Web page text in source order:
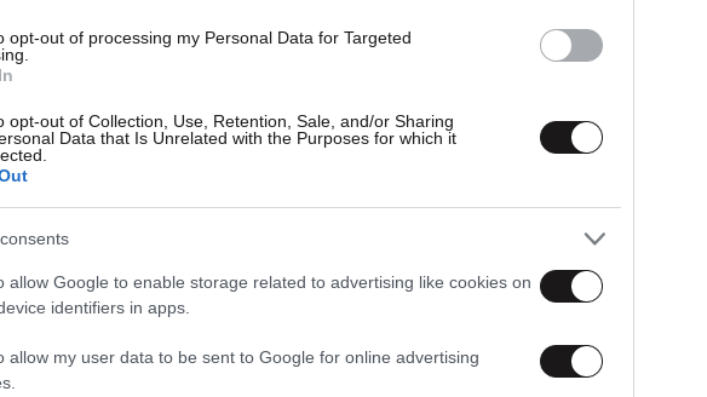
opt-out of processing my Personal Data for Targeted
opt-out of Collection, Use, Retention, Sale, and/or Sharing
Data that Is Unrelated with the Purposes for which it
allow Google to enable storage related to advertising like cookies on
identifiers in apps.
allow my user data to be sent to Google for online advertising